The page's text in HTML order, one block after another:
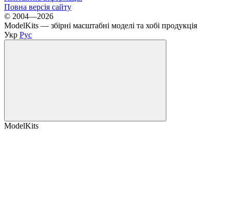
Повна версія сайту
© 2004—2026
ModelKits — збірні масштабні моделі та хобі продукція
Укр Рус
ModelKits